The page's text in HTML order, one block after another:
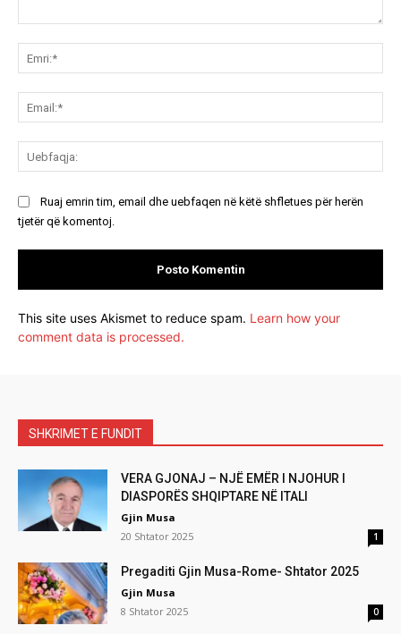
Ruaj emrin tim, email dhe uebfaqen në këtë shfletues për herën
tjetër që komentoj.
This site uses Akismet to reduce spam. Learn how your
comment data is processed.
SHKRIMET E FUNDIT
VERA GJONAJ – NJË EMËR I NJOHUR I
DIASPORËS SHQIPTARE NË ITALI
Gjin Musa
20 Shtator 2025
1
Pregaditi Gjin Musa-Rome- Shtator 2025
Gjin Musa
8 Shtator 2025
0